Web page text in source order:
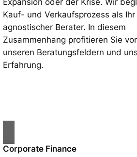
Expansion oder der Krise. Wir
Kauf- und Verkaufsprozess als Ihr
agnostischer Berater. In diesem
Zusammenhang profitieren Sie
unseren Beratungsfeldern und
Erfahrung.
Corporate Finance